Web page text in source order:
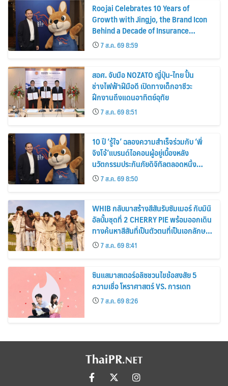
Roojai Celebrates 10 Years of
Growth with Jingjo, the Brand Icon
Behind a Decade of Insurance
Innovation
7 ส.ค. 69 8:59
สอศ. จับมือ NOZATO ญี่ปุ่น-ไทย ปั้น
ช่างไฟฟ้าฝีมือดี เปิดทางเด็กอาชีวะ
ฝึกงานถึงแดนอาทิตย์อุทัย
7 ส.ค. 69 8:51
10 ปี ‘รู้ใจ’ ฉลองความสำเร็จร่วมกับ ‘พี่
จิงโจ้’แบรนด์ไอคอนผู้อยู่เบื้องหลัง
นวัตกรรมประกันภัยดิจิทัลตลอดหนึ่ง
ทศวรรษ
7 ส.ค. 69 8:50
WHIB กลับมาสร้างสีสันรับซัมเมอร์ กับมินิ
อัลบั้มชุดที่ 2 CHERRY PIE พร้อมออกเดิน
ทางค้นหาสีสันที่เป็นตัวตนที่เป็นเอกลักษณ์
ของตัวเอง
7 ส.ค. 69 8:41
ซินแสมาสเตอร์อลิซชวนไขข้อสงสัย 5
ความเชื่อ โหราศาสตร์ VS. การเดท
7 ส.ค. 69 8:26